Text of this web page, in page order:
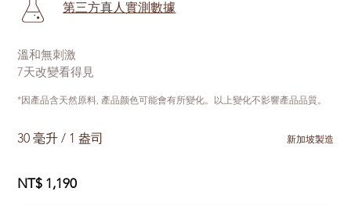
第三方真人實測數據
溫和無刺激
7天改變看得見
*因產品含天然原料, 產品颜色可能會有所變化。以上變化不影響產品品質。
30 毫升 / 1 盎司 新加坡製造
NT$ 1,190